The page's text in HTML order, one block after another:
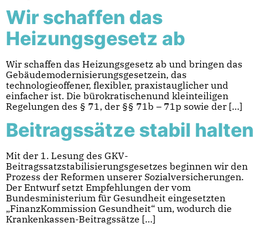
Wir schaffen das
Heizungsgesetz ab
Wir schaffen das Heizungsgesetz ab und bringen das
Gebäudemodernisierungsgesetzein, das
technologieoffener, flexibler, praxistauglicher und
einfacher ist. Die bürokratischenund kleinteiligen
Regelungen des § 71, der §§ 71b – 71p sowie der […]
Beitragssätze stabil halten
Mit der 1. Lesung des GKV-
Beitragssatzstabilisierungsgesetzes beginnen wir den
Prozess der Reformen unserer Sozialversicherungen.
Der Entwurf setzt Empfehlungen der vom
Bundesministerium für Gesundheit eingesetzten
„FinanzKommission Gesundheit“ um, wodurch die
Krankenkassen-Beitragssätze […]